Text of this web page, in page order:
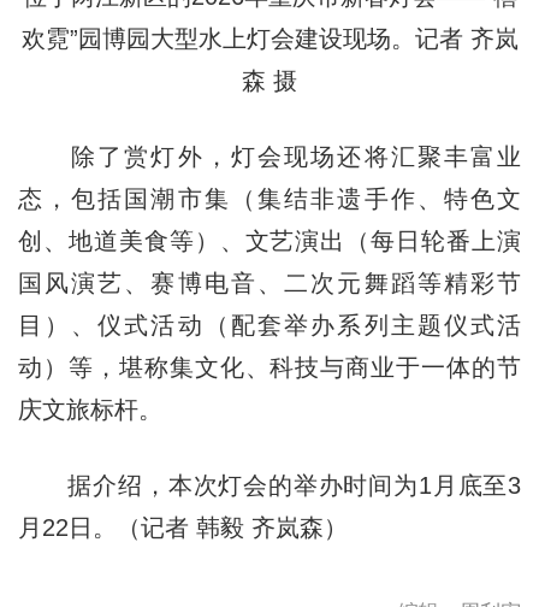
欢霓”园博园大型水上灯会建设现场。记者 齐岚
森 摄
除了赏灯外，灯会现场还将汇聚丰富业
态，包括国潮市集（集结非遗手作、特色文
创、地道美食等）、文艺演出（每日轮番上演
国风演艺、赛博电音、二次元舞蹈等精彩节
目）、仪式活动（配套举办系列主题仪式活
动）等，堪称集文化、科技与商业于一体的节
庆文旅标杆。
据介绍，本次灯会的举办时间为1月底至3
月22日。（记者 韩毅 齐岚森）